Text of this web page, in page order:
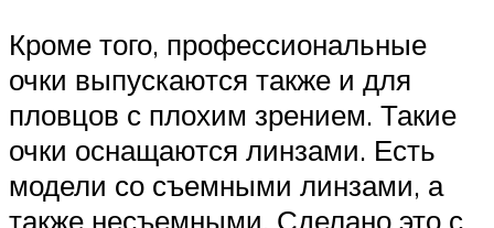
Кроме того, профессиональные
очки выпускаются также и для
пловцов с плохим зрением. Такие
очки оснащаются линзами. Есть
модели со съемными линзами, а
также несъемными. Сделано это с